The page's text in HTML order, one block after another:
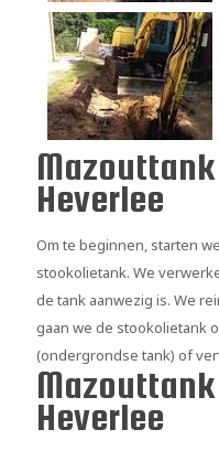
Heverlee
Om te beginnen, starten
stookolietank. We
de tank aanwezig is. We
gaan we de stookolietank
(ondergrondse tank) of
Heverlee